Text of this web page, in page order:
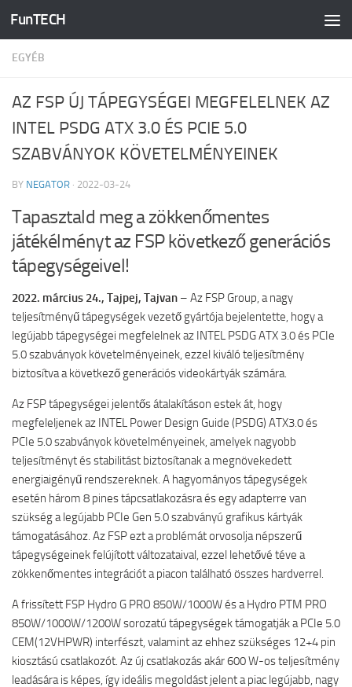
Skip to content
FunTECH
EGYÉB
AZ FSP ÚJ TÁPEGYSÉGEI MEGFELELNEK AZ
INTEL PSDG ATX 3.0 ÉS PCIE 5.0
SZABVÁNYOK KÖVETELMÉNYEINEK
BY NEGATOR · 2022-03-24
Tapasztald meg a zökkenőmentes
játékélményt az FSP következő generációs
tápegységeivel!
2022. március 24., Tajpej, Tajvan – Az FSP Group, a nagy
teljesítményű tápegységek vezető gyártója bejelentette, hogy a
legújabb tápegységei megfelelnek az INTEL PSDG ATX 3.0 és PCIe
5.0 szabványok követelményeinek, ezzel kiváló teljesítmény
biztosítva a következő generációs videokártyák számára.
Az FSP tápegységei jelentős átalakításon estek át, hogy
megfeleljenek az INTEL Power Design Guide (PSDG) ATX3.0 és
PCIe 5.0 szabványok követelményeinek, amelyek nagyobb
teljesítményt és stabilitást biztosítanak a megnövekedett
energiaigényű rendszereknek. A hagyományos tápegységek
esetén három 8 pines tápcsatlakozásra és egy adapterre van
szükség a legújabb PCIe Gen 5.0 szabványú grafikus kártyák
támogatásához. Az FSP ezt a problémát orvosolja népszerű
tápegységeinek felújított változataival, ezzel lehetővé téve a
zökkenőmentes integrációt a piacon található összes hardverrel.
A frissített FSP Hydro G PRO 850W/1000W és a Hydro PTM PRO
850W/1000W/1200W sorozatú tápegységek támogatják a PCIe 5.0
CEM(12VHPWR) interfészt, valamint az ehhez szükséges 12+4 pin
kiosztású csatlakozót. Az új csatlakozás akár 600 W-os teljesítmény
leadására is képes, így ideális megoldást jelent a piac legújabb, nagy